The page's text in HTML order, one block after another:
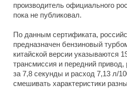
производитель официального
пока не публиковал.
По данным сертификата,
предназначен бензиновый
китайской версии указываются
трансмиссия и передний привод,
за 7,8 секунды и расход 7,13 л/
смешивать характеристики